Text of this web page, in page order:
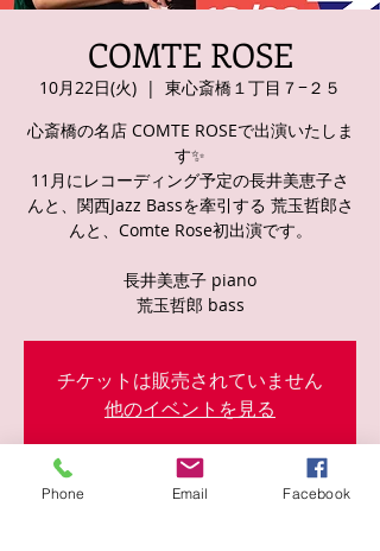
COMTE ROSE
10月22日(火)
  |
東心斎橋１丁目７−２５
心斎橋の名店 COMTE ROSEで出演いたしま
す✨
11月にレコーディング予定の長井美恵子さ
んと、関西Jazz Bassを牽引する 荒玉哲郎さ
んと、Comte Rose初出演です。
長井美恵子 piano
チケットは販売されていません
他のイベントを見る
日時・場所
Phone Email Facebook